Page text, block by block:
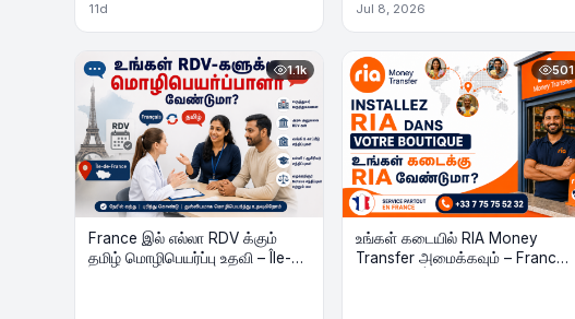
11d Jul 8, 2026
1.1k
France இல் எல்லா RDV க்கும்
தமிழ் மொழிபெயர்ப்பு உதவி – Île-
501
உங்கள் கடையில் RIA Money
Transfer அமைக்கவும் – France